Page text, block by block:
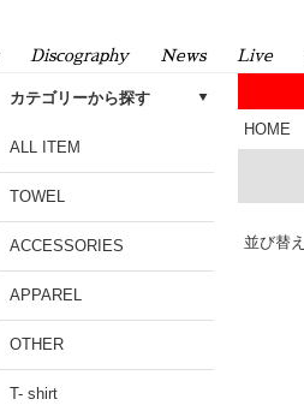
Discography News Live
カテゴリーから探す
ALL ITEM
TOWEL
ACCESSORIES
APPAREL
OTHER
T- shirt
HOME
並び替え